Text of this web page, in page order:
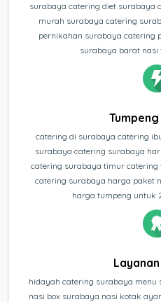
surabaya catering diet surabaya
murah surabaya catering
pernikahan surabaya catering
surabaya barat
catering di surabaya catering
surabaya catering surabaya
catering surabaya timur
catering surabaya harga paket
harga tumpeng untuk
hidayah catering surabaya menu
nasi box surabaya nasi kotak